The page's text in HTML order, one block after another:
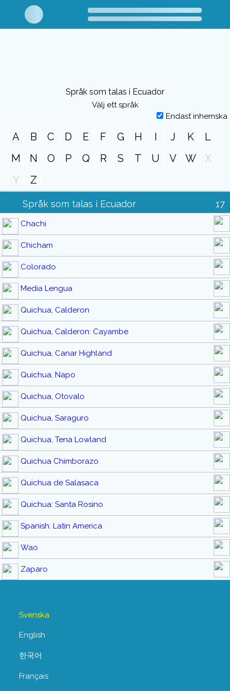
Språk som talas i Ecuador
Välj ett språk
Endast inhemska
A B C D E F G H I J K
L
M
N O P Q R S T U V W
X
Y
Z
Språk som talas i Ecuador 17
Chachi
Chicham
Colorado
Media Lengua
Quichua, Calderon
Quichua, Calderon: Cayambe
Quichua, Canar Highland
Quichua, Napo
Quichua, Otovalo
Quichua, Saraguro
Quichua, Tena Lowland
Quichua Chimborazo
Quichua de Salasaca
Quichua: Santa Rosino
Spanish: Latin America
Wao
Zaparo
Svenska
English
한국어
Français